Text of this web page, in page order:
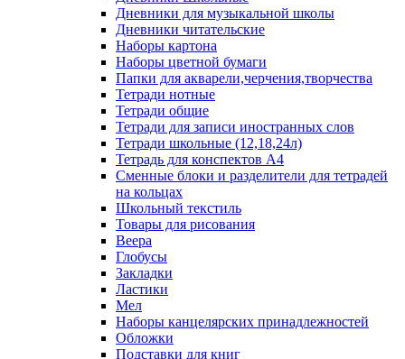
Дневники для музыкальной школы
Дневники читательские
Наборы картона
Наборы цветной бумаги
Папки для акварели,черчения,творчества
Тетради нотные
Тетради общие
Тетради для записи иностранных слов
Тетради школьные (12,18,24л)
Тетрадь для конспектов А4
Сменные блоки и разделители для тетрадей
на кольцах
Школьный текстиль
Товары для рисования
Веера
Глобусы
Закладки
Ластики
Мел
Наборы канцелярских принадлежностей
Обложки
Подставки для книг